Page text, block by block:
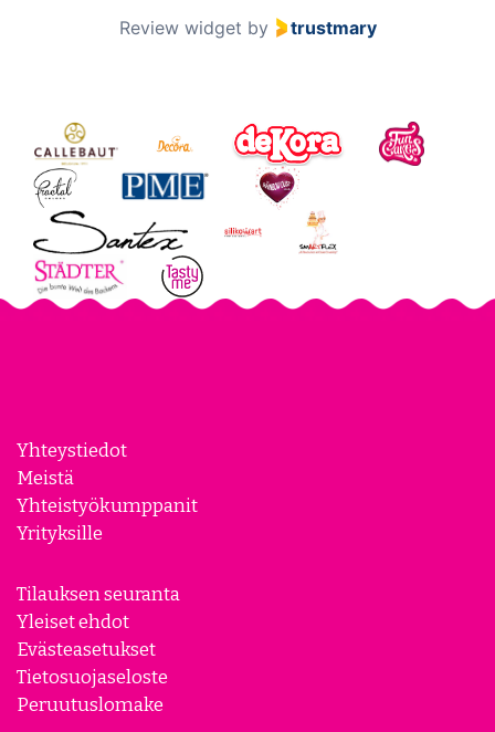
by trustmary
Yhteystiedot
Yhteistyökumppanit
Yrityksille
Tilauksen seuranta
Yleiset ehdot